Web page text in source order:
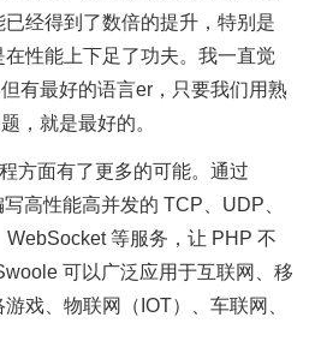
经得到了数倍的提升，特别是
性能上下足了功夫。我一直觉
有最好的语言er，只要我们用熟
，就是最好的。
方面有了更多的可能。通过
高性能高并发的 TCP、UDP、
等服务，让 PHP 不
可以广泛应用于互联网、移
戏、物联网（IOT）、车联网、